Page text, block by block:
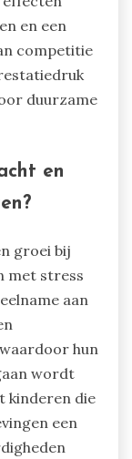
en een
competitie
duurzame
en
groei bij
met stress
aan
hun
wordt
kinderen die
een